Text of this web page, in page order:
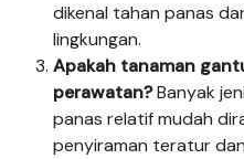
dikenal tahan panas
lingkungan.
Apakah tanaman
perawatan?Banyak
panas relatif mudah
penyiraman teratur